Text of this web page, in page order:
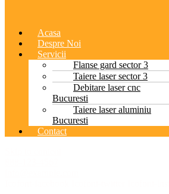
Acasa
Despre Noi
Servicii
Flanse gard sector 3
Taiere laser sector 3
Debitare laser cnc
Bucuresti
Taiere laser aluminiu
Bucuresti
Contact